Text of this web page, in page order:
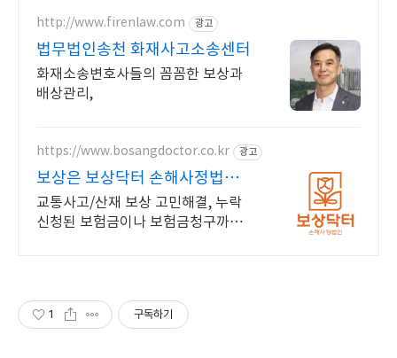
http://www.firenlaw.com 광고
법무법인송천 화재사고소송센터
화재소송변호사들의 꼼꼼한 보상과
배상관리,
https://www.bosangdoctor.co.kr 광고
보상은 보상닥터 손해사정법인 8
인의 전문 손해사정사
교통사고/산재 보상 고민해결, 누락
신청된 보험금이나 보험금청구까지
1 구독하기